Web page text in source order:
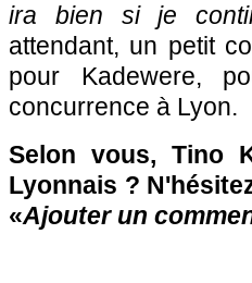
ira bien si je
attendant, un petit
pour Kadewere,
concurrence à Lyon.
Selon vous, Tino
Lyonnais ?
«Ajouter un